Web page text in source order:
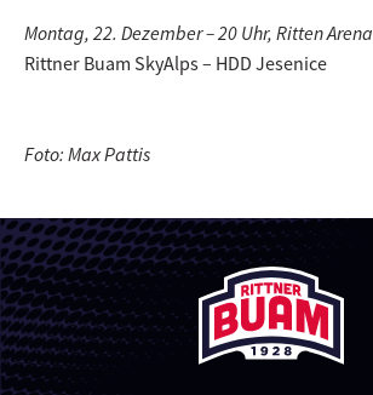
Montag, 22. Dezember – 20 Uhr, Ritten Arena
Rittner Buam SkyAlps – HDD Jesenice
Foto: Max Pattis